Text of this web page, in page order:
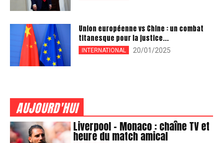
Union européenne vs Chine : un combat
titanesque pour la justice...
INTERNATIONAL 20/01/2025
AUJOURD'HUI
Liverpool – Monaco : chaîne TV et
heure du match amical